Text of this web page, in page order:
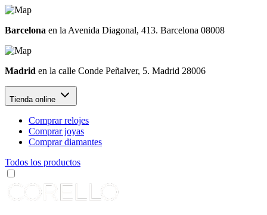
Barcelona en la Avenida Diagonal, 413. Barcelona 08008
Madrid en la calle Conde Peñalver, 5. Madrid 28006
Tienda online
Comprar relojes
Comprar joyas
Comprar diamantes
Todos los productos